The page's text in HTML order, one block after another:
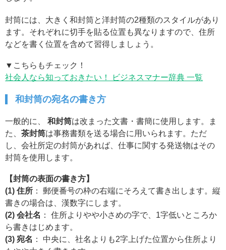
封筒には、大きく和封筒と洋封筒の2種類のスタイルがあり
ます。それぞれに切手を貼る位置も異なりますので、住所
などを書く位置を含めて習得しましょう。
▼こちらもチェック！
社会人なら知っておきたい！ ビジネスマナー辞典 一覧
和封筒の宛名の書き方
一般的に、 和封筒は改まった文書・書簡に使用します。ま
た、 茶封筒は事務書類を送る場合に用いられます。ただ
し、会社所定の封筒があれば、仕事に関する発送物はその
封筒を使用します。
【封筒の表面の書き方】
(1) 住所 ： 郵便番号の枠の右端にそろえて書き出します。縦
書きの場合は、漢数字にします。
(2) 会社名 ： 住所よりやや小さめの字で、1字低いところか
ら書きはじめます。
(3) 宛名 ： 中央に、社名よりも2字上げた位置から住所より